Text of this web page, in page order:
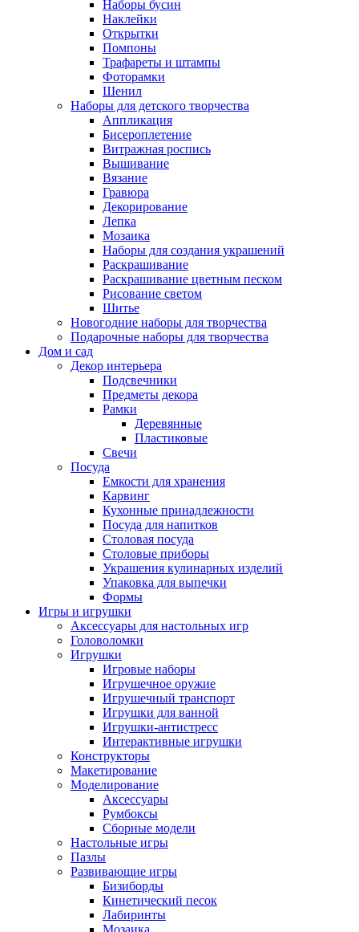
Наборы бусин
Наклейки
Открытки
Помпоны
Трафареты и штампы
Фоторамки
Шенил
Наборы для детского творчества
Аппликация
Бисероплетение
Витражная роспись
Вышивание
Вязание
Гравюра
Декорирование
Лепка
Мозаика
Наборы для создания украшений
Раскрашивание
Раскрашивание цветным песком
Рисование светом
Шитье
Новогодние наборы для творчества
Подарочные наборы для творчества
Дом и сад
Декор интерьера
Подсвечники
Предметы декора
Рамки
Деревянные
Пластиковые
Свечи
Посуда
Емкости для хранения
Карвинг
Кухонные принадлежности
Посуда для напитков
Столовая посуда
Столовые приборы
Украшения кулинарных изделий
Упаковка для выпечки
Формы
Игры и игрушки
Аксессуары для настольных игр
Головоломки
Игрушки
Игровые наборы
Игрушечное оружие
Игрушечный транспорт
Игрушки для ванной
Игрушки-антистресс
Интерактивные игрушки
Конструкторы
Макетирование
Моделирование
Аксессуары
Румбоксы
Сборные модели
Настольные игры
Пазлы
Развивающие игры
Бизиборды
Кинетический песок
Лабиринты
Мозаика